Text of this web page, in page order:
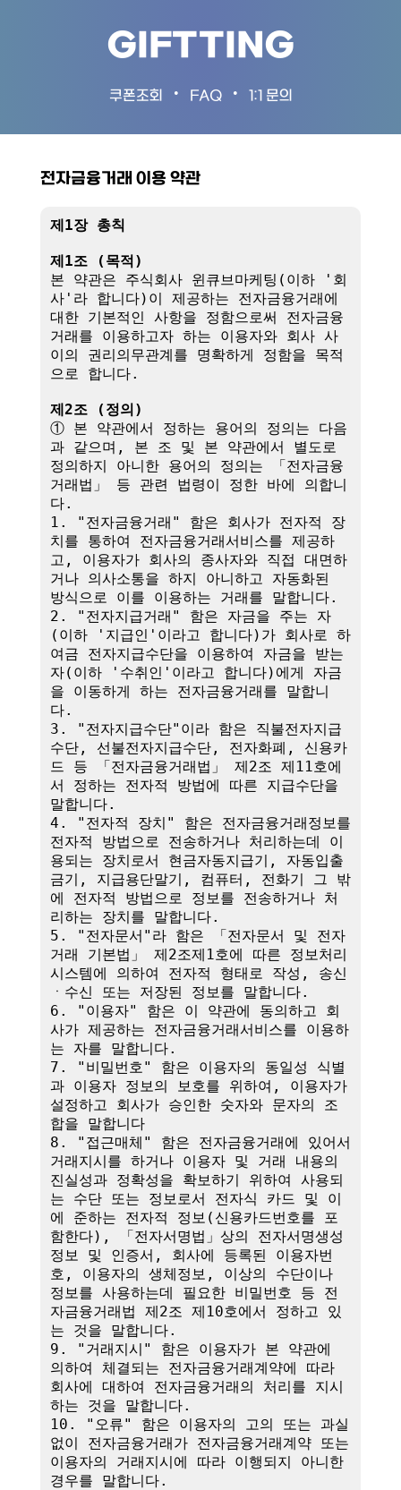
GIFTTING
쿠폰조회 • FAQ • 1:1 문의
전자금융거래 이용 약관
제1장 총칙
제1조 (목적)
본 약관은 주식회사 윈큐브마케팅(이하 '회
사'라 합니다)이 제공하는 전자금융거래에
대한 기본적인 사항을 정함으로써 전자금융
거래를 이용하고자 하는 이용자와 회사 사
이의 권리의무관계를 명확하게 정함을 목적
으로 합니다.
제2조 (정의)
① 본 약관에서 정하는 용어의 정의는 다음
과 같으며, 본 조 및 본 약관에서 별도로
정의하지 아니한 용어의 정의는 「전자금융
거래법」 등 관련 법령이 정한 바에 의합니
다.
1. "전자금융거래" 함은 회사가 전자적 장
치를 통하여 전자금융거래서비스를 제공하
고, 이용자가 회사의 종사자와 직접 대면하
거나 의사소통을 하지 아니하고 자동화된
방식으로 이를 이용하는 거래를 말합니다.
2. "전자지급거래" 함은 자금을 주는 자
(이하 '지급인'이라고 합니다)가 회사로 하
여금 전자지급수단을 이용하여 자금을 받는
자(이하 '수취인'이라고 합니다)에게 자금
을 이동하게 하는 전자금융거래를 말합니
다.
3. "전자지급수단"이라 함은 직불전자지급
수단, 선불전자지급수단, 전자화폐, 신용카
드 등 「전자금융거래법」 제2조 제11호에
서 정하는 전자적 방법에 따른 지급수단을
말합니다.
4. "전자적 장치" 함은 전자금융거래정보를
전자적 방법으로 전송하거나 처리하는데 이
용되는 장치로서 현금자동지급기, 자동입출
금기, 지급용단말기, 컴퓨터, 전화기 그 밖
에 전자적 방법으로 정보를 전송하거나 처
리하는 장치를 말합니다.
5. "전자문서"라 함은 「전자문서 및 전자
거래 기본법」 제2조제1호에 따른 정보처리
시스템에 의하여 전자적 형태로 작성, 송신
ㆍ수신 또는 저장된 정보를 말합니다.
6. "이용자" 함은 이 약관에 동의하고 회
사가 제공하는 전자금융거래서비스를 이용하
는 자를 말합니다.
7. "비밀번호" 함은 이용자의 동일성 식별
과 이용자 정보의 보호를 위하여, 이용자가
설정하고 회사가 승인한 숫자와 문자의 조
합을 말합니다
8. "접근매체" 함은 전자금융거래에 있어서
거래지시를 하거나 이용자 및 거래 내용의
진실성과 정확성을 확보하기 위하여 사용되
는 수단 또는 정보로서 전자식 카드 및 이
에 준하는 전자적 정보(신용카드번호를 포
함한다), 「전자서명법」상의 전자서명생성
정보 및 인증서, 회사에 등록된 이용자번
호, 이용자의 생체정보, 이상의 수단이나
정보를 사용하는데 필요한 비밀번호 등 전
자금융거래법 제2조 제10호에서 정하고 있
는 것을 말합니다.
9. "거래지시" 함은 이용자가 본 약관에
의하여 체결되는 전자금융거래계약에 따라
회사에 대하여 전자금융거래의 처리를 지시
하는 것을 말합니다.
10. "오류" 함은 이용자의 고의 또는 과실
없이 전자금융거래가 전자금융거래계약 또는
이용자의 거래지시에 따라 이행되지 아니한
경우를 말합니다.